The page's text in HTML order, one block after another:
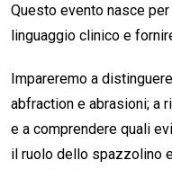
Questo evento nasce
linguaggio clinico e
Impareremo a
abfraction e abrasioni; a
e a comprendere quali
il ruolo dello spazzolino